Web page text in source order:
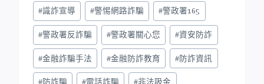
#識詐宣導 #警惕網路詐騙 #警政署165
#警政署反詐騙 #警政署關心您 #資安防詐
#金融詐騙手法 #金融防詐教育 #防詐資訊
#防詐騙 #電話詐騙 #非法吸金